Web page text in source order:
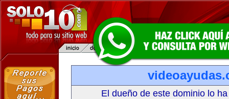
El dueño de este dominio lo